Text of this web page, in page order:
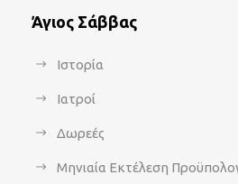
Άγιος Σάββας
Ιστορία
Ιατροί
Δωρεές
Μηνιαία Εκτέλεση